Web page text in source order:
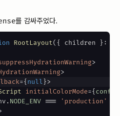
를 감싸주었다.
RootLayout({ children } :
>
>
={null}>
initialColorMode={config
. NODE_ENV === 'production'